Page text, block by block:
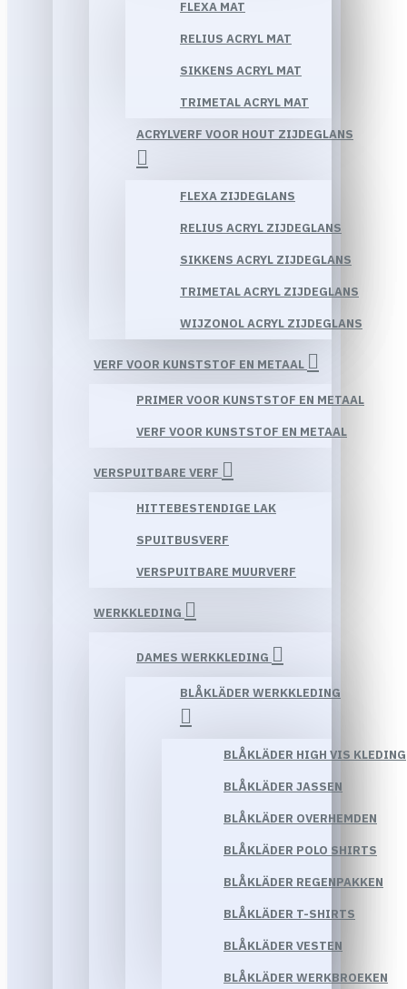
FLEXA MAT
RELIUS ACRYL MAT
SIKKENS ACRYL MAT
TRIMETAL ACRYL MAT
ACRYLVERF VOOR HOUT ZIJDEGLANS
FLEXA ZIJDEGLANS
RELIUS ACRYL ZIJDEGLANS
SIKKENS ACRYL ZIJDEGLANS
TRIMETAL ACRYL ZIJDEGLANS
WIJZONOL ACRYL ZIJDEGLANS
VERF VOOR KUNSTSTOF EN METAAL
PRIMER VOOR KUNSTSTOF EN METAAL
VERF VOOR KUNSTSTOF EN METAAL
VERSPUITBARE VERF
HITTEBESTENDIGE LAK
SPUITBUSVERF
VERSPUITBARE MUURVERF
WERKKLEDING
DAMES WERKKLEDING
BLÅKLÄDER WERKKLEDING
BLÅKLÄDER HIGH VIS KLEDING
BLÅKLÄDER JASSEN
BLÅKLÄDER OVERHEMDEN
BLÅKLÄDER POLO SHIRTS
BLÅKLÄDER REGENPAKKEN
BLÅKLÄDER T-SHIRTS
BLÅKLÄDER VESTEN
BLÅKLÄDER WERKBROEKEN